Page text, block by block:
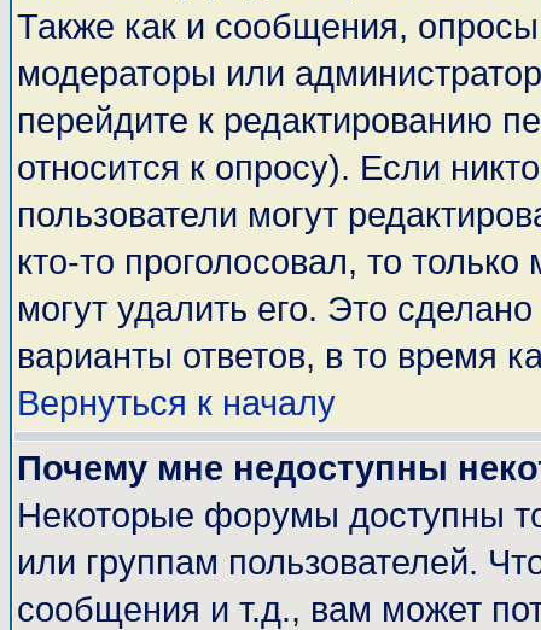
Также как и сообщения, опросы
модераторы или
перейдите к редактированию
относится к опросу). Если
пользователи могут
кто-то проголосовал, то
могут удалить его. Это
варианты ответов, в то время
Вернуться к началу
Почему мне недоступны
Некоторые форумы доступны
или группам пользователей.
сообщения и т.д., вам может